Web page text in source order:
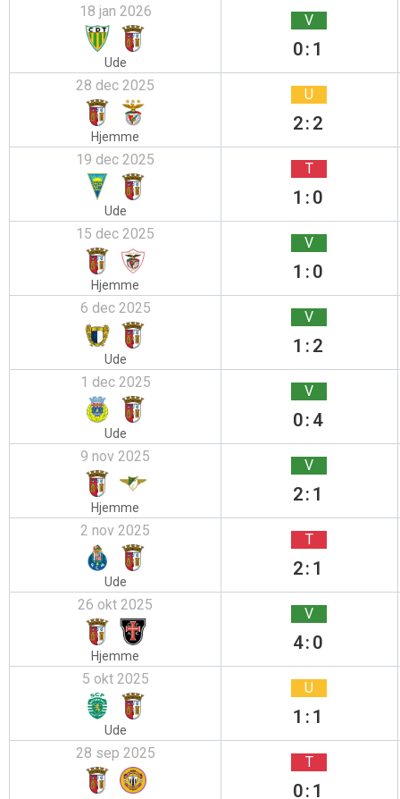
18 jan 2026
Ude
V
0:1
28 dec 2025
Hjemme
U
2:2
19 dec 2025
Ude
T
1:0
15 dec 2025
Hjemme
V
1:0
6 dec 2025
Ude
V
1:2
1 dec 2025
Ude
V
0:4
9 nov 2025
Hjemme
V
2:1
2 nov 2025
Ude
T
2:1
26 okt 2025
Hjemme
V
4:0
5 okt 2025
Ude
U
1:1
28 sep 2025 T
0:1